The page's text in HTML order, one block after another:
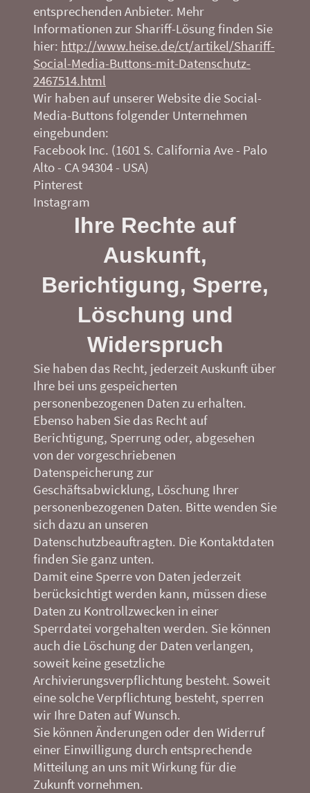
entsprechenden Anbieter. Mehr
Informationen zur Shariff-Lösung finden Sie
hier: http://www.heise.de/ct/artikel/Shariff-
Social-Media-Buttons-mit-Datenschutz-
2467514.html
Wir haben auf unserer Website die Social-
Media-Buttons folgender Unternehmen
eingebunden:
Facebook Inc. (1601 S. California Ave - Palo
Alto - CA 94304 - USA)
Pinterest
Instagram
Ihre Rechte auf
Auskunft,
Berichtigung, Sperre,
Löschung und
Widerspruch
Sie haben das Recht, jederzeit Auskunft über
Ihre bei uns gespeicherten
personenbezogenen Daten zu erhalten.
Ebenso haben Sie das Recht auf
Berichtigung, Sperrung oder, abgesehen
von der vorgeschriebenen
Datenspeicherung zur
Geschäftsabwicklung, Löschung Ihrer
personenbezogenen Daten. Bitte wenden Sie
sich dazu an unseren
Datenschutzbeauftragten. Die Kontaktdaten
finden Sie ganz unten.
Damit eine Sperre von Daten jederzeit
berücksichtigt werden kann, müssen diese
Daten zu Kontrollzwecken in einer
Sperrdatei vorgehalten werden. Sie können
auch die Löschung der Daten verlangen,
soweit keine gesetzliche
Archivierungsverpflichtung besteht. Soweit
eine solche Verpflichtung besteht, sperren
wir Ihre Daten auf Wunsch.
Sie können Änderungen oder den Widerruf
einer Einwilligung durch entsprechende
Mitteilung an uns mit Wirkung für die
Zukunft vornehmen.